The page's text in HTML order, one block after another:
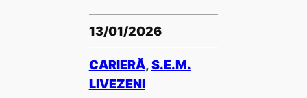
13/01/2026
CARIERĂ, S.E.M.
LIVEZENI